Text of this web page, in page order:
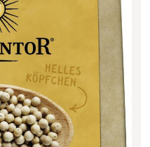
Detail
Detail
Detail
Detail